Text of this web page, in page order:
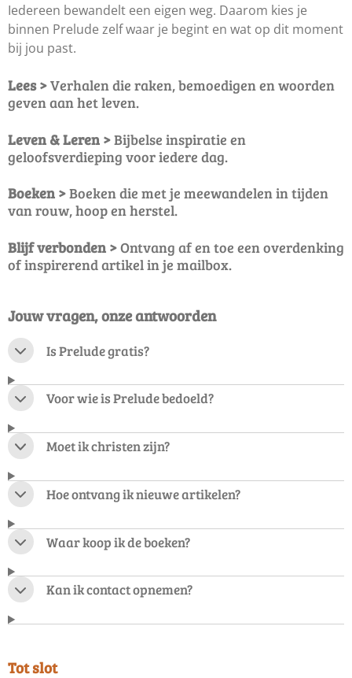
Iedereen bewandelt een eigen weg. Daarom kies je
binnen Prelude zelf waar je begint en wat op dit moment
bij jou past.
Lees >Verhalen die raken, bemoedigen en woorden
geven aan het leven.
Leven & Leren >Bijbelse inspiratie en
geloofsverdieping voor iedere dag.
Boeken >Boeken die met je meewandelen in tijden
van rouw, hoop en herstel.
Blijf verbonden >Ontvang af en toe een overdenking
of inspirerend artikel in je mailbox.
Jouw vragen, onze antwoorden
Is Prelude gratis?
Voor wie is Prelude bedoeld?
Moet ik christen zijn?
Hoe ontvang ik nieuwe artikelen?
Waar koop ik de boeken?
Kan ik contact opnemen?
Tot slot